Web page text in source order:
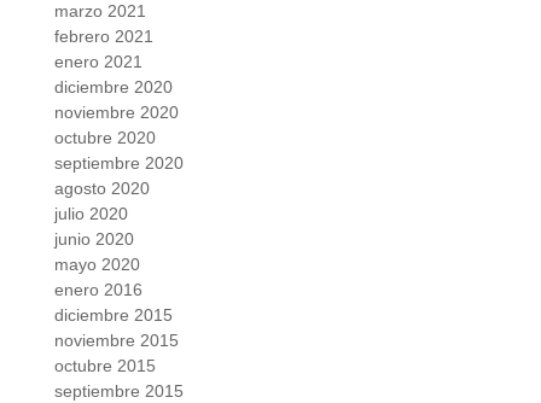
marzo 2021
febrero 2021
enero 2021
diciembre 2020
noviembre 2020
octubre 2020
septiembre 2020
agosto 2020
julio 2020
junio 2020
mayo 2020
enero 2016
diciembre 2015
noviembre 2015
octubre 2015
septiembre 2015